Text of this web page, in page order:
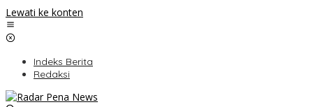
Lewati ke konten
Indeks Berita
Redaksi